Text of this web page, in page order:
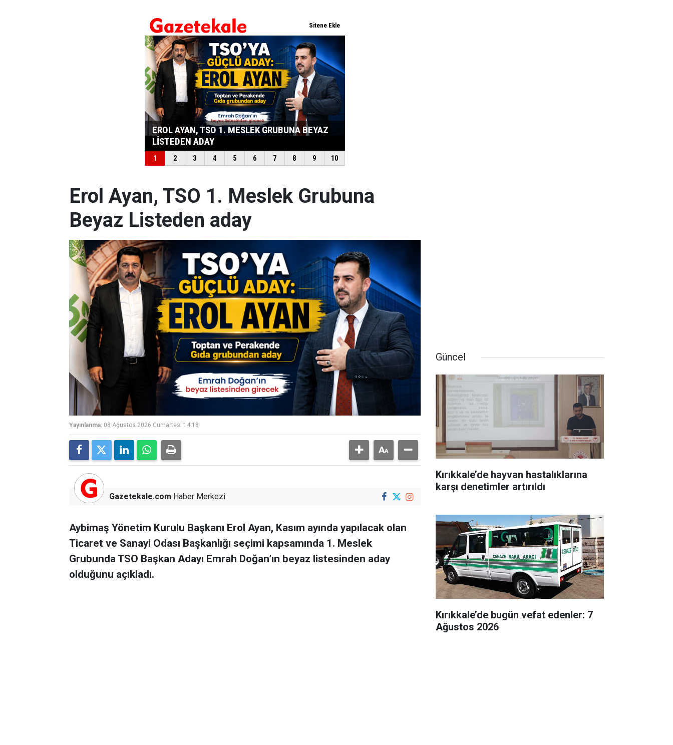
Erol Ayan, TSO 1. Meslek Grubuna
Beyaz Listeden aday
Yayınlanma: 08 Ağustos 2026 Cumartesi 14:18
Gazetekale.com Haber Merkezi
Aybimaş Yönetim Kurulu Başkanı Erol Ayan, Kasım ayında yapılacak olan
Ticaret ve Sanayi Odası Başkanlığı seçimi kapsamında 1. Meslek
Grubunda TSO Başkan Adayı Emrah Doğan’ın beyaz listesinden aday
olduğunu açıkladı.
Güncel
Kırıkkale’de hayvan hastalıklarına
karşı denetimler artırıldı
Kırıkkale’de bugün vefat edenler: 7
Ağustos 2026